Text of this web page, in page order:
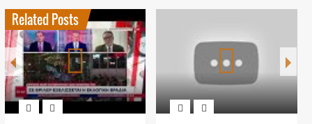
Related Posts